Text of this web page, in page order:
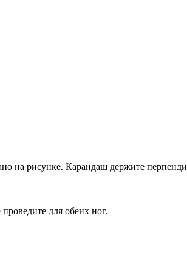
на рисунке. Карандаш держите
для обеих ног.